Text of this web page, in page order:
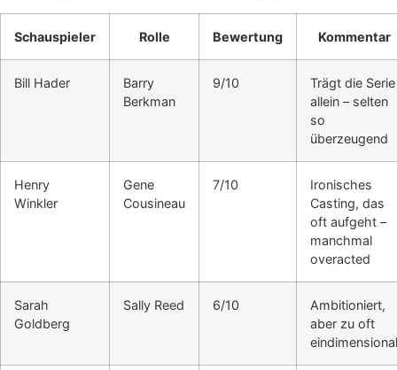
Schauspieler Rolle Bewertung Kommentar
Bill Hader
Barry
Berkman
9/10
Trägt die Serie
allein – selten
so
überzeugend
Henry
Winkler
Gene
Cousineau
7/10
Ironisches
Casting, das
oft aufgeht –
manchmal
overacted
Sarah
Goldberg
Sally Reed 6/10
Ambitioniert,
aber zu oft
eindimensional